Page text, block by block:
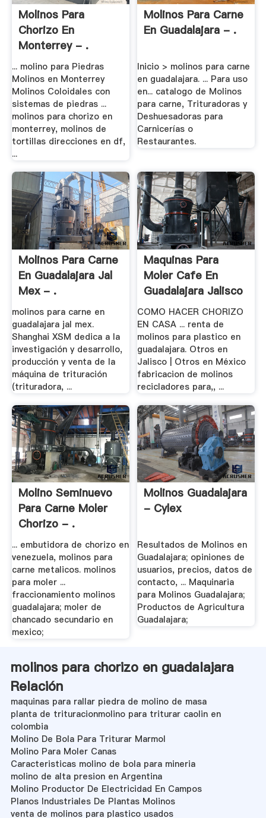
Molinos Para
Chorizo En
Monterrey - .
... molino para Piedras
Molinos en Monterrey
Molinos Coloidales con
sistemas de piedras ...
molinos para chorizo en
monterrey, molinos de
tortillas direcciones en df,
...
Molinos Para Carne
En Guadalajara - .
Inicio > molinos para carne
en guadalajara. ... Para uso
en... catalogo de Molinos
para carne, Trituradoras y
Deshuesadoras para
Carnicerías o
Restaurantes.
Molinos Para Carne
En Guadalajara Jal
Mex - .
molinos para carne en
guadalajara jal mex.
Shanghai XSM dedica a la
investigación y desarrollo,
producción y venta de la
máquina de trituración
(trituradora, ...
Maquinas Para
Moler Cafe En
Guadalajara Jalisco
COMO HACER CHORIZO
EN CASA ... renta de
molinos para plastico en
guadalajara. Otros en
Jalisco | Otros en México
fabricacion de molinos
recicladores para,, ...
Molino Seminuevo
Para Carne Moler
Chorizo - .
... embutidora de chorizo en
venezuela, molinos para
carne metalicos. molinos
para moler ...
fraccionamiento molinos
guadalajara; moler de
chancado secundario en
mexico;
Molinos Guadalajara
- Cylex
Resultados de Molinos en
Guadalajara; opiniones de
usuarios, precios, datos de
contacto, ... Maquinaria
para Molinos Guadalajara;
Productos de Agricultura
Guadalajara;
molinos para chorizo en guadalajara
Relación
maquinas para rallar piedra de molino de masa
planta de trituracionmolino para triturar caolin en
colombia
Molino De Bola Para Triturar Marmol
Molino Para Moler Canas
Caracteristicas molino de bola para mineria
molino de alta presion en Argentina
Molino Productor De Electricidad En Campos
Planos Industriales De Plantas Molinos
venta de molinos para plastico usados